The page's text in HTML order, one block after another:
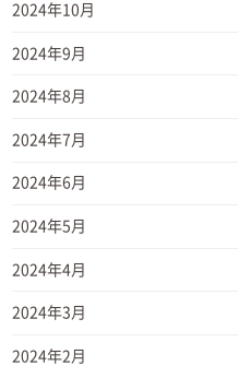
2024年10月
2024年9月
2024年8月
2024年7月
2024年6月
2024年5月
2024年4月
2024年3月
2024年2月